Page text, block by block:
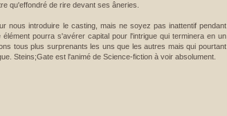
qu'effondré de rire devant ses âneries.
nous introduire le casting, mais ne soyez pas inattentif pendant
pourra s'avérer capital pour l'intrigue qui terminera en un
tous plus surprenants les uns que les autres mais qui pourtant
Steins;Gate est l'animé de Science-fiction à voir absolument.